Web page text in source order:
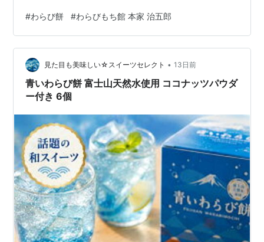
ぷりと塗されており、一口食べれば上品な甘みが広がり
ます。ご自宅用はもちろん贈り物にも最適な逸品です。
#わらび餅 #わらびもち館 本家 治五郎
見た目も美味しい☆スイーツセレクト • 13日前
青いわらび餅 富士山天然水使用 ココナッツパウダ
ー付き 6個